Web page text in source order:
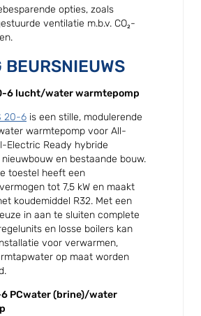
opties, zoals
ventilatie m.b.v. CO₂-
BEURSNIEUWS
6 lucht/water warmtepomp
20-6 is een stille, modulerende
warmtepomp voor All-
Electric Ready hybride
en bestaande bouw.
toestel heeft een
tot 7,5 kW en maakt
koudemiddel R32. Met een
in aan te sluiten complete
en losse boilers kan
voor verwarmen,
op maat worden
6 PCwater (brine)/water